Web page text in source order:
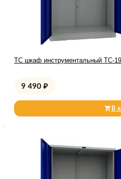
TC шкаф инструментальный TC-
9 490 ₽
В